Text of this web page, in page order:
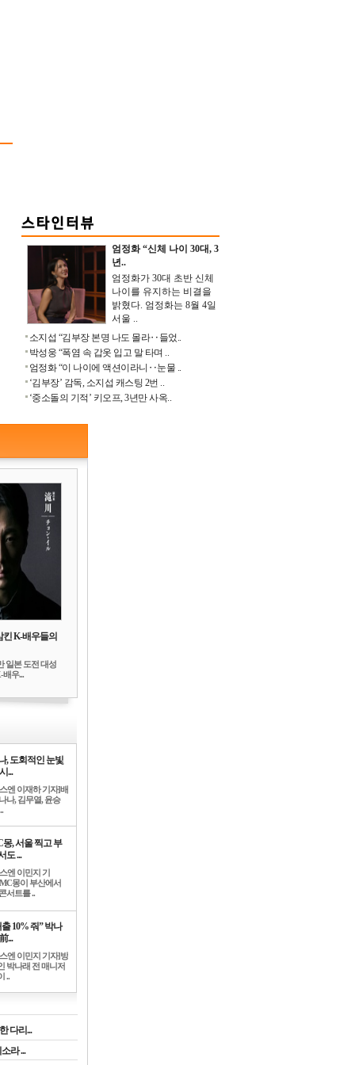
엄정화 “신체 나이 30대, 3
년..
엄정화가 30대 초반 신체
나이를 유지하는 비결을
밝혔다. 엄정화는 8월 4일
서울 ..
소지섭 “김부장 본명 나도 몰라‥들었..
박성웅 “폭염 속 갑옷 입고 말 타며 ..
엄정화 “이 나이에 액션이라니‥눈물 ..
‘김부장’ 감독, 소지섭 캐스팅 2번 ..
‘중소돌의 기적’ 키오프, 3년만 사옥..
킨 K-배우들의
일본 도전 대성
우...
, 도회적인 눈빛
...
엔 이재하 기자]배
나, 김무열, 윤승
, 서울 찍고 부
도 ...
엔 이민지 기
몽이 부산에서
서트를 ..
10% 줘” 박나
...
엔 이민지 기자]방
박나래 전 매니저
..
다리...
라 ...